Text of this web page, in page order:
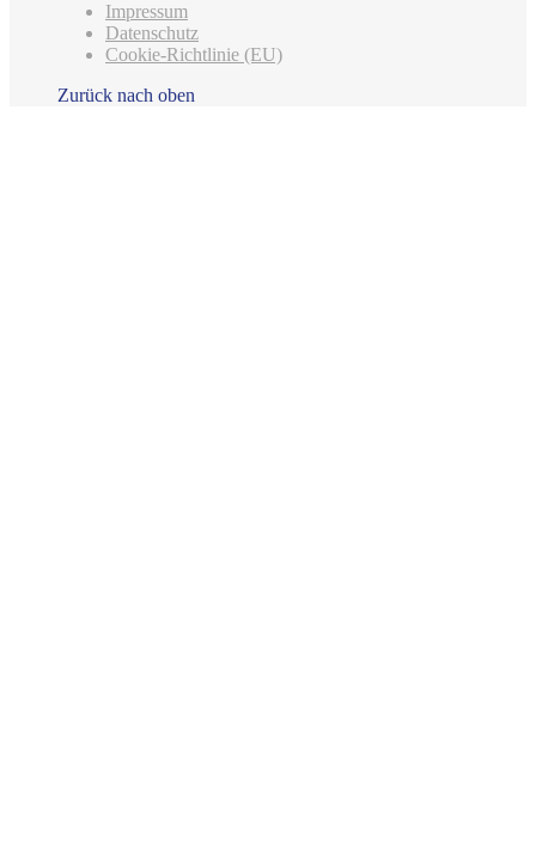
Impressum
Datenschutz
Cookie-Richtlinie (EU)
Zurück nach oben